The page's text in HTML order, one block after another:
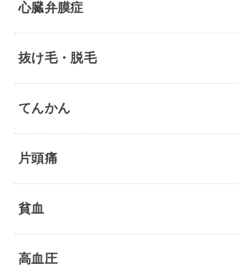
心臓弁膜症
抜け毛・脱毛
てんかん
片頭痛
貧血
高血圧